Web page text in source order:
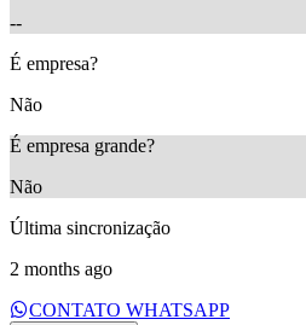
--
É empresa?
Não
É empresa grande?
Não
Última sincronização
2 months ago
CONTATO WHATSAPP